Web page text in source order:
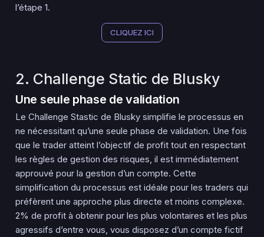
l’étape 1.
CLIQUEZ ICI
2. Challenge Static de Blusky
Une seule phase de validation
Le Challenge Stastic de Blusky simplifie le processus en
ne nécessitant qu’une seule phase de validation. Une fois
que le trader atteint l’objectif de profit tout en respectant
les règles de gestion des risques, il est immédiatement
approuvé pour la gestion d’un compte. Cette
simplification du processus est idéale pour les traders qui
préfèrent une approche plus directe et moins complexe.
2% de profit à obtenir pour les plus volontaires et les plus
agressifs d’entre vous, vous disposez d’un compte fictif